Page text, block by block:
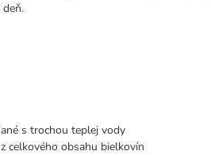
s trochou teplej vody
celkového obsahu bielkovín